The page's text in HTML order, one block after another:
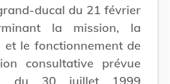
ducal du 21 février
la mission, la
et le fonctionnement de
consultative prévue
du 30 juillet 1999